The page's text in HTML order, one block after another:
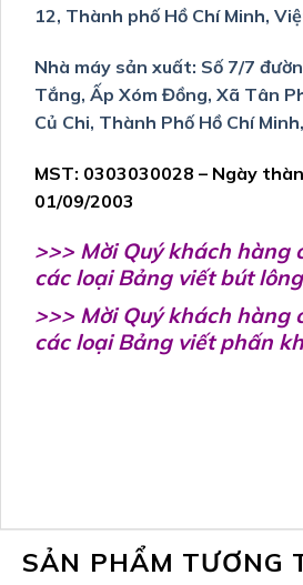
12, Thành phố Hồ Chí Minh,
Nhà máy sản xuất: Số 7/7
Tắng, Ấp Xóm Đồng, Xã Tân
Củ Chi, Thành Phố Hồ Chí
MST: 0303030028 – Ngày
01/09/2003
>>> Mời Quý khách hàng
các loại Bảng viết bút
>>> Mời Quý khách hàng
các loại Bảng viết phấn
SẢN PHẨM TƯƠNG